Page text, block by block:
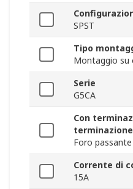
SPST
Tipo
Montaggio
Serie
G5CA
Con
terminazione
Foro passante
Corrente di
15A